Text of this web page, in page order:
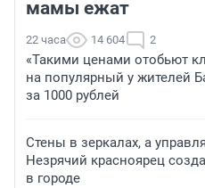
мамы ежат
22 часа 14 604 2
«Такими ценами отобьют
на популярный у жителей
за 1000 рублей
Стены в зеркалах, а
Незрячий красноярец
в городе